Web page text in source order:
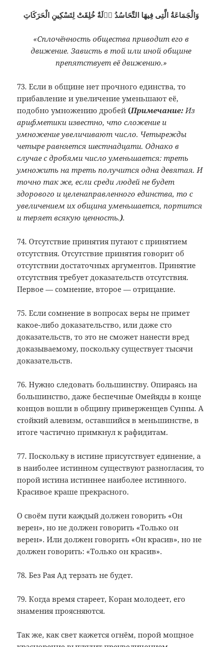
وَالْجَمَاعَةُ الَّتِى فِيهَا التَّحَاسُدُ اۤلَةٌ خُلِقَتْ لِتَسْكِينِ الْحَرَكَاتِ
«Сплочённость общества приводит его в
движение. Зависть в той или иной общине
препятствует её движению.»
73. Если в общине нет прочного единства, то
прибавление и увеличение уменьшают её,
подобно умножению дробей (Примечание:Из
арифметики известно, что сложение и
умножение увеличивают число. Четырежды
четыре равняется шестнадцати. Однако в
случае с дробями число уменьшается: треть
умножить на треть получится одна девятая. И
точно так же, если среди людей не будет
здорового и целенаправленного единства, то с
увеличением их община уменьшается, портится
и теряет всякую ценность.).
74. Отсутствие принятия путают с принятием
отсутствия. Отсутствие принятия говорит об
отсутствии достаточных аргументов. Принятие
отсутствия требует доказательств отсутствия.
Первое — сомнение, второе — отрицание.
75. Если сомнение в вопросах веры не примет
какое-либо доказательство, или даже сто
доказательств, то это не сможет нанести вред
доказываемому, поскольку существует тысячи
доказательств.
76. Нужно следовать большинству. Опираясь на
большинство, даже беспечные Омейяды в конце
концов вошли в общину приверженцев Сунны. А
стойкий алевизм, оставшийся в меньшинстве, в
итоге частично примкнул к рафидитам.
77. Поскольку в истине присутствует единение, а
в наиболее истинном существуют разногласия, то
порой истина истиннее наиболее истинного.
Красивое краше прекрасного.
О своём пути каждый должен говорить «Он
верен», но не должен говорить «Только он
верен». Или должен говорить «Он красив», но не
должен говорить: «Только он красив».
78. Без Рая Ад терзать не будет.
79. Когда время стареет, Коран молодеет, его
знамения проясняются.
Так же, как свет кажется огнём, порой мощное